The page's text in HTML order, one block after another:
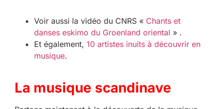
Voir aussi la vidéo du CNRS « Chants et
danses eskimo du Groenland oriental » .
Et également, 10 artistes inuits à découvrir en
musique.
La musique scandinave